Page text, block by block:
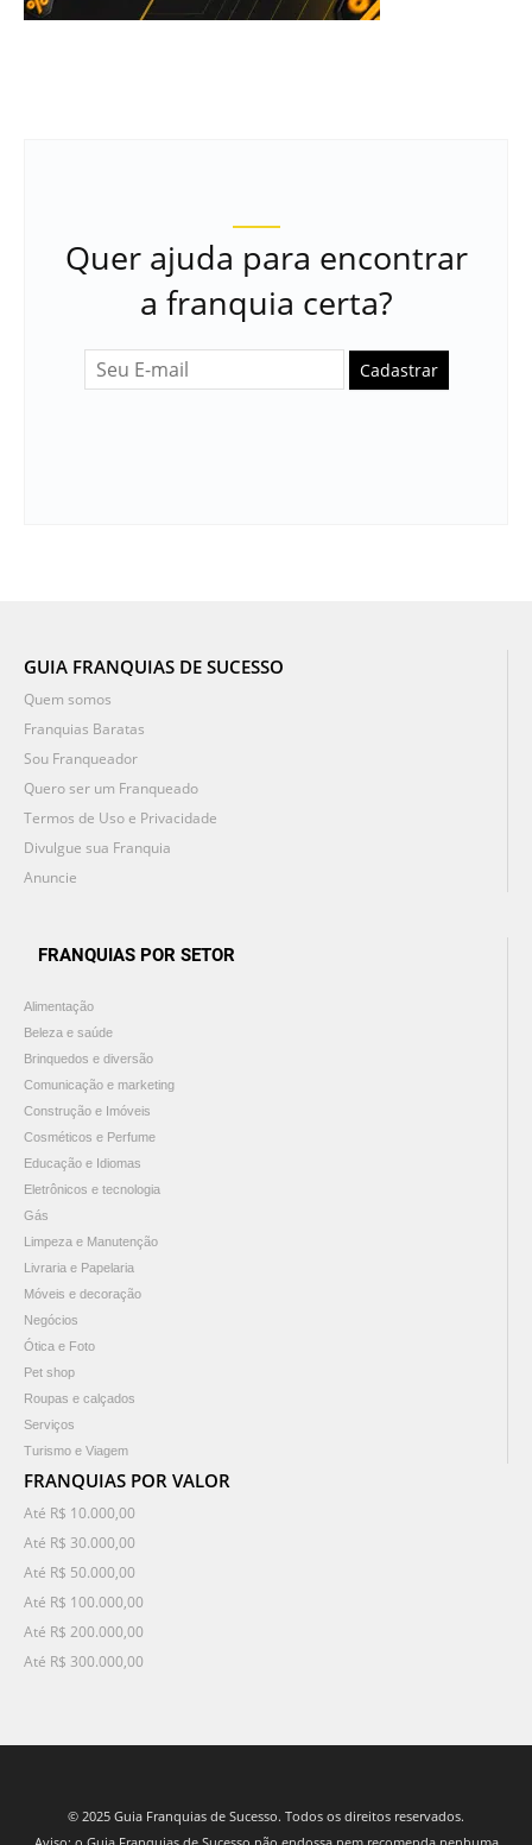
Quer ajuda para encontrar
a franquia certa?
Cadastrar
GUIA FRANQUIAS DE SUCESSO
Quem somos
Franquias Baratas
Sou Franqueador
Quero ser um Franqueado
Termos de Uso e Privacidade
Divulgue sua Franquia
Anuncie
FRANQUIAS POR SETOR
Alimentação
Beleza e saúde
Brinquedos e diversão
Comunicação e marketing
Construção e Imóveis
Cosméticos e Perfume
Educação e Idiomas
Eletrônicos e tecnologia
Gás
Limpeza e Manutenção
Livraria e Papelaria
Móveis e decoração
Negócios
Ótica e Foto
Pet shop
Roupas e calçados
Serviços
Turismo e Viagem
FRANQUIAS POR VALOR
Até R$ 10.000,00
Até R$ 30.000,00
Até R$ 50.000,00
Até R$ 100.000,00
Até R$ 200.000,00
Até R$ 300.000,00
© 2025 Guia Franquias de Sucesso. Todos os direitos reservados.